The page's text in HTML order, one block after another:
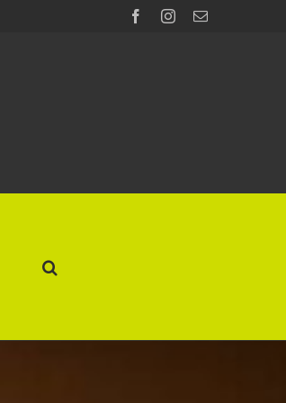
FacebookInstagram
E-